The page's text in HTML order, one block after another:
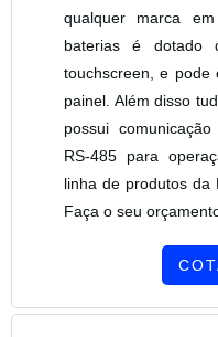
qualquer marca
baterias é dotado
touchscreen, e pode
painel. Além disso
possui
RS-485 para
linha de produtos da
Faça o seu